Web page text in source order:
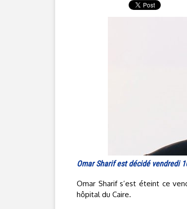
Omar Sharif est décidé vendredi
Omar Sharif s’est éteint ce
hôpital du Caire.